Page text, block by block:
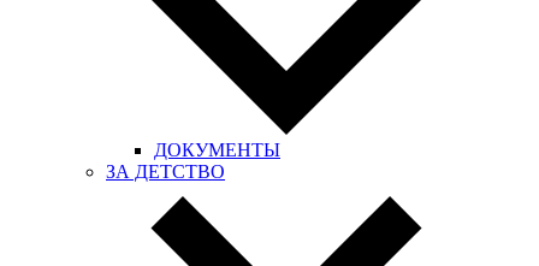
ДОКУМЕНТЫ
ЗА ДЕТСТВО